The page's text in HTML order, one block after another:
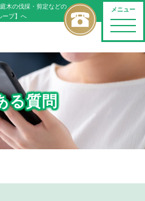
メニュー
toggle
木の伐採・剪定などの
ープ】へ
る質問